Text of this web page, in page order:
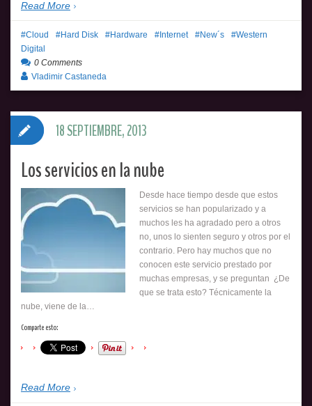
Read More
Cloud Hard Disk Hardware Internet New´s
Western
Digital
0 Comments
Vladimir Castaneda
Los servicios en la nube
Desde hace tiempo desde que estos
servicios se han popularizado y a
muchos les ha agradado pero a otros
no, unos lo sienten seguro y otros por el
contrario. Pero hay muchos que no
conocen este servicio prestado por
muchas empresas, y se preguntan ¿De
que se trata esto? Técnicamente la
nube, viene de la…
Comparte esto:
Read More
18 SEPTIEMBRE, 2013